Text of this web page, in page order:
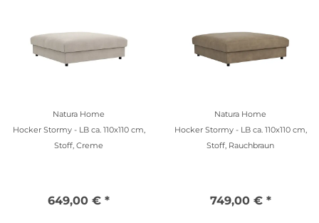
Natura Home
Hocker Stormy - LB ca. 110x110 cm,
Stoff, Creme
649,00 € *
Natura Home
Hocker Stormy - LB ca. 110x110 cm,
Stoff, Rauchbraun
749,00 € *